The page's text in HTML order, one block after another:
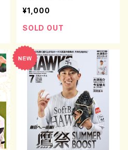
¥1,000
SOLD OUT